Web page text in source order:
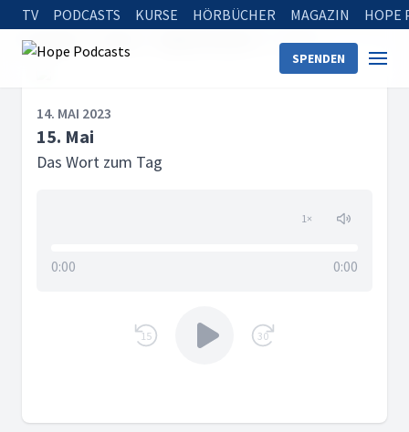
TV PODCASTS KURSE HÖRBÜCHER MAGAZIN HOPE
SPENDEN
Startseite 15. Mai
14. MAI 2023
15. Mai
Das Wort zum Tag
1×
0:00 0:00
15 30